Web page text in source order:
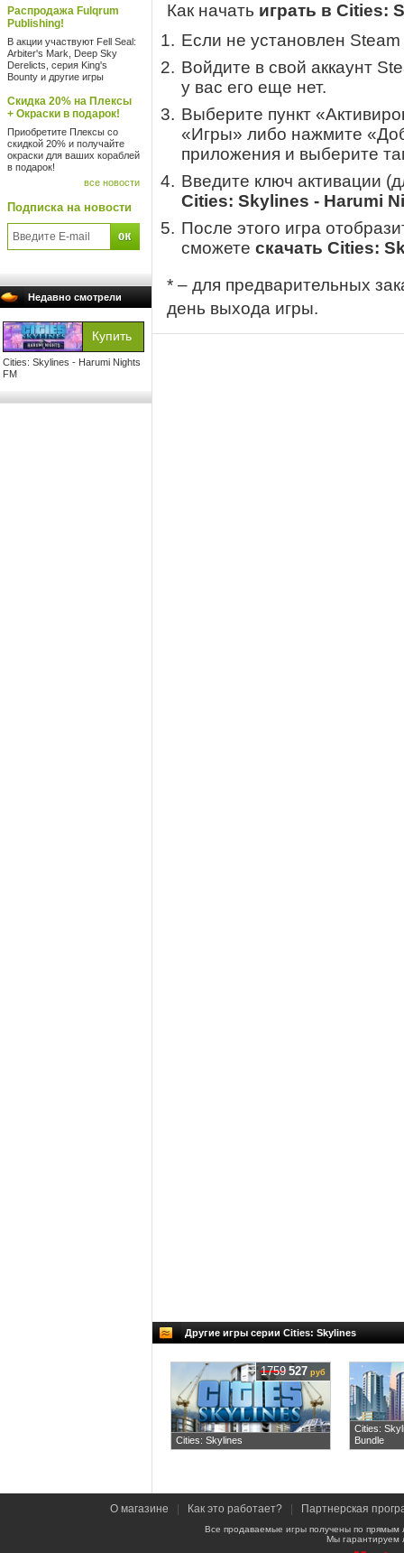
Распродажа Fulqrum
Publishing!
В акции участвуют Fell Seal:
Arbiter's Mark, Deep Sky
Derelicts, серия King's
Bounty и другие игры
Скидка 20% на Плексы
+ Окраски в подарок!
Приобретите Плексы со
скидкой 20% и получайте
окраски для ваших кораблей
в подарок!
все новости
Подписка на новости
Недавно смотрели
Cities: Skylines - Harumi Nights
FM
Как начать играть в Cities:
Если не установлен
Войдите в свой аккаунт
у вас его еще нет.
Выберите пункт
«Игры» либо нажмите
приложения и выберите
Введите ключ активации
Cities: Skylines - Harumi
После этого игра
сможете скачать Cities:
* – для предварительных
день выхода игры.
Другие игры серии Cities: Skylines
Cities: Skylines
1759 527 руб
Cities:
Bundle
О магазине Как это работает? Партнерская
Все продаваемые игры получены по
Мы гарантируем